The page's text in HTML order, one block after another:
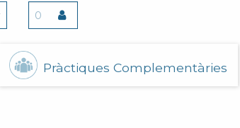
Pràctiques Complementàries